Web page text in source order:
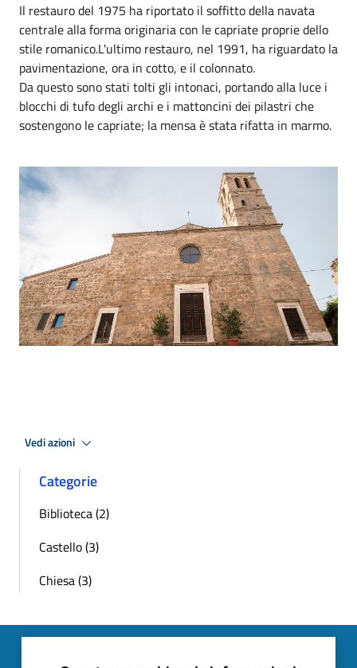
Il restauro del 1975 ha riportato il soffitto della navata
centrale alla forma originaria con le capriate proprie dello
stile romanico.L'ultimo restauro, nel 1991, ha riguardato la
pavimentazione, ora in cotto, e il colonnato.
Da questo sono stati tolti gli intonaci, portando alla luce i
blocchi di tufo degli archi e i mattoncini dei pilastri che
sostengono le capriate; la mensa è stata rifatta in marmo.
Vedi azioni
Categorie
Biblioteca (2)
Castello (3)
Chiesa (3)